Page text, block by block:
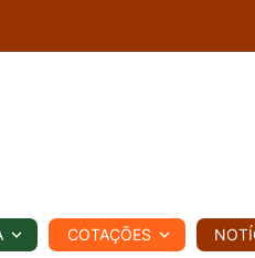
REGIONAL
COTAÇÕES